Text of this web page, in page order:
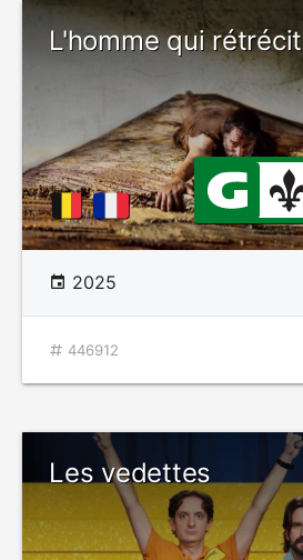
L'homme qui rétrécit
2025
446912
Les vedettes